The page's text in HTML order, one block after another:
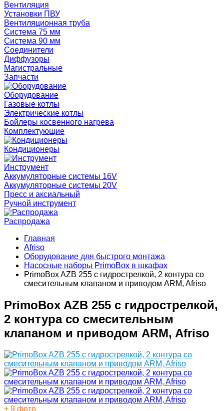
Вентиляция
Установки ПВУ
Вентиляционная труба
Система 75 мм
Система 90 мм
Соединители
Диффузоры
Магистральные
Запчасти
Оборудование
Газовые котлы
Электрические котлы
Бойлеры косвенного нагрева
Комплектующие
Кондиционеры
Инструмент
Аккумуляторные системы 16V
Аккумуляторные системы 20V
Пресс и аксиальный
Ручной инструмент
Распродажа
Главная
Afriso
Оборудование для быстрого монтажа
Насосные наборы PrimoBox в шкафах
PrimoBox AZB 255 с гидрострелкой, 2 контура со
смесительным клапаном и приводом ARM, Afriso
PrimoBox AZB 255 с гидрострелкой,
2 контура со смесительным
клапаном и приводом ARM, Afriso
+ 9 фото